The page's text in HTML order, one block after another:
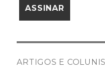
ARTIGOS E